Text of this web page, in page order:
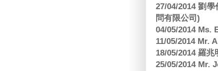
27/04/2014 劉
問有限公司)
04/05/2014 Ms.
11/05/2014 Mr.
18/05/2014 羅
25/05/2014 Mr.